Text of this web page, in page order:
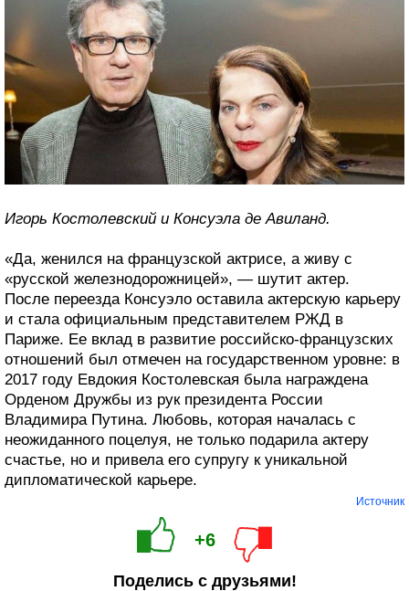
Игорь Костолевский и Консуэла де Авиланд.
«Да, женился на французской актрисе, а живу с
«русской железнодорожницей», — шутит актер.
После переезда Консуэло оставила актерскую карьеру
и стала официальным представителем РЖД в
Париже. Ее вклад в развитие российско-французских
отношений был отмечен на государственном уровне: в
2017 году Евдокия Костолевская была награждена
Орденом Дружбы из рук президента России
Владимира Путина. Любовь, которая началась с
неожиданного поцелуя, не только подарила актеру
счастье, но и привела его супругу к уникальной
дипломатической карьере.
Источник
+6
Поделись с друзьями!